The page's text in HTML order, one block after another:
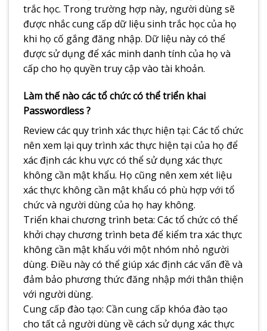
trắc học. Trong trường hợp này, người dùng sẽ
được nhắc cung cấp dữ liệu sinh trắc học của họ
khi họ cố gắng đăng nhập. Dữ liệu này có thể
được sử dụng để xác minh danh tính của họ và
cấp cho họ quyền truy cập vào tài khoản.
Làm thế nào các tổ chức có thể triển khai
Passwordless ?​
Review các quy trình xác thực hiện tại: Các tổ chức
nên xem lại quy trình xác thực hiện tại của họ để
xác định các khu vực có thể sử dụng xác thực
không cần mật khẩu. Họ cũng nên xem xét liệu
xác thực không cần mật khẩu có phù hợp với tổ
chức và người dùng của họ hay không.
Triển khai chương trình beta: Các tổ chức có thể
khởi chạy chương trình beta để kiểm tra xác thực
không cần mật khẩu với một nhóm nhỏ người
dùng. Điều này có thể giúp xác định các vấn đề và
đảm bảo phương thức đăng nhập mới thân thiện
với người dùng.
Cung cấp đào tạo: Cần cung cấp khóa đào tạo
cho tất cả người dùng về cách sử dụng xác thực